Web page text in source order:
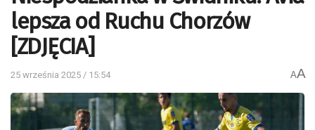
lepsza od Ruchu Chorzów
[ZDJĘCIA]
25 września 2025 / 15:54 AA